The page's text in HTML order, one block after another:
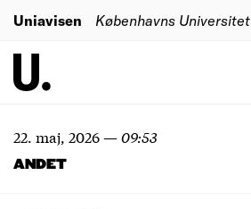
Uniavisen Københavns Universitet
22. maj, 2026—09:53
ANDET